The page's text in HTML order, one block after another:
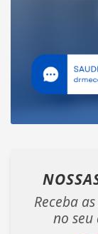
Receba
no seu